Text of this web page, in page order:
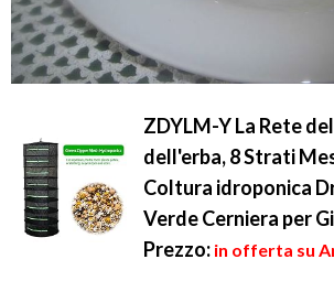
ZDYLM-Y La Rete
dell'erba, 8 Strati
Coltura idroponica
Verde Cerniera per
Prezzo: in offerta su